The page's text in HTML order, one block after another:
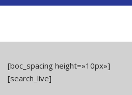
[boc_spacing height=»10px»]
[search_live]